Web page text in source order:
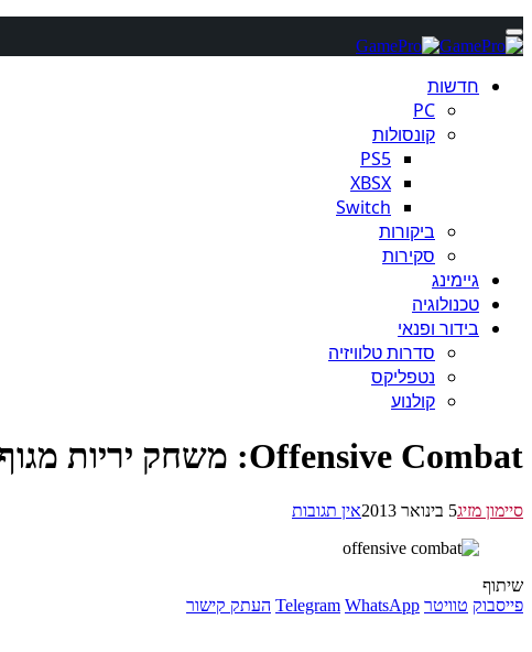
חדשות
PC
קונסולות
PS5
XBSX
Switch
ביקורות
סקירות
גיימינג
טכנולוגיה
בידור ופנאי
סדרות טלוויזיה
נטפליקס
קולנוע
Offensive Combat: משחק יריות מגוף ראשון חינמי ברשת
סיימון מזיג5 בינואר 2013 אין תגובות
שיתוף
פייסבוק טוויטר Telegram WhatsApp העתק קישור